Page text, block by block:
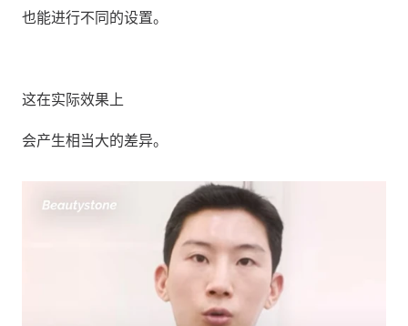
也能进行不同的设置。
这在实际效果上
会产生相当大的差异。